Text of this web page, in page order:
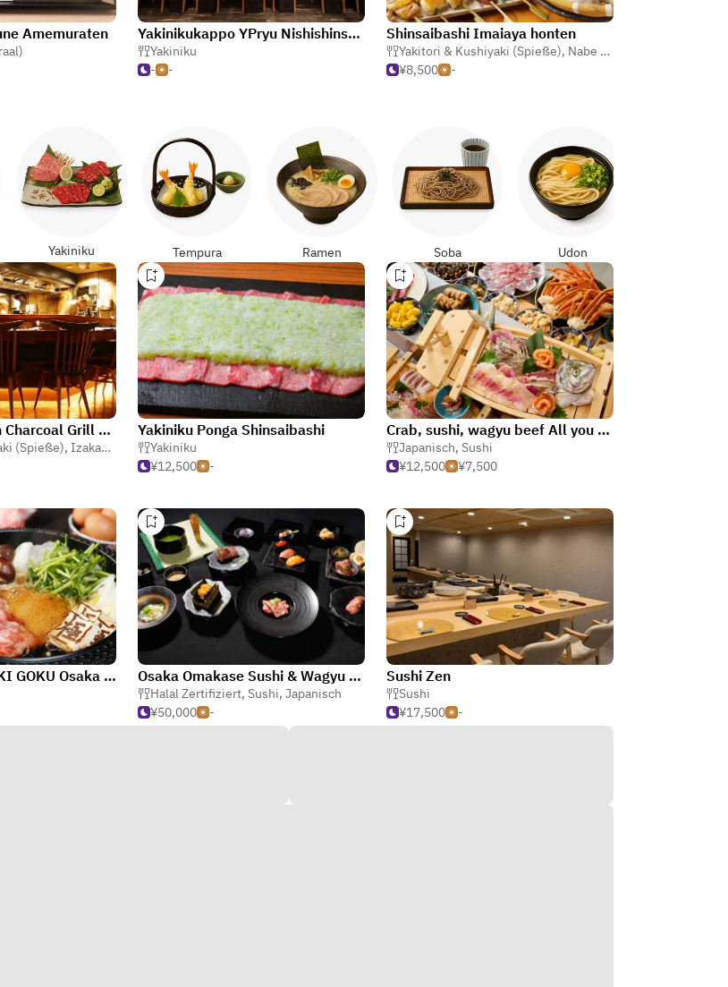
Amemuraten Yakinikukappo YPryu Nishishinsaibashi store
Yakiniku
-
-
Shinsaibashi Imaiaya honten
Yakitori & Kushiyaki (Spieße), Nabe (Japanische Hotpot)
¥8,500
-
Yakiniku Tempura Ramen Soba Udon
Miyazaki Chicken Charcoal Grill Kuruma Osaka Shinsaibashi
(Spieße), Izakaya (Japanische Taverne)
Shabu Shabu (Heißer Topf)
Yakiniku Ponga Shinsaibashi
Yakiniku
¥12,500
-
Crab, sushi, wagyu beef All you can eat Kaniya Maruhana Shinsaibashi
Japanisch, Sushi
¥12,500
¥7,500
WAGYU SUKIYAKI GOKU Osaka Dotonbori Osaka Omakase Sushi & Wagyu Steak Halal Dotonbori Restaurant Osaka Sushi Wagyu Restaurant
Halal Zertifiziert, Sushi, Japanisch
¥50,000
-
Sushi Zen
Sushi
¥17,500
-